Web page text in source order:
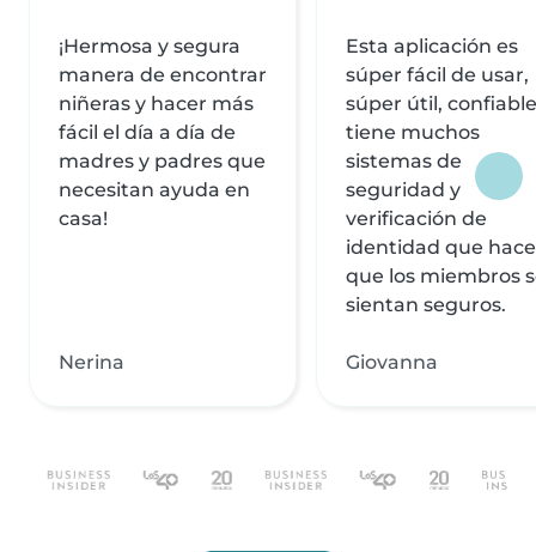
¡Hermosa y segura
manera de encontrar
niñeras y hacer más
fácil el día a día de
madres y padres que
necesitan ayuda en
casa!
Nerina
Esta aplicación es
súper fácil de usar,
súper útil,
tiene muchos
sistemas de
seguridad y
verificación de
identidad que
que los miembros
sientan seguros.
Giovanna